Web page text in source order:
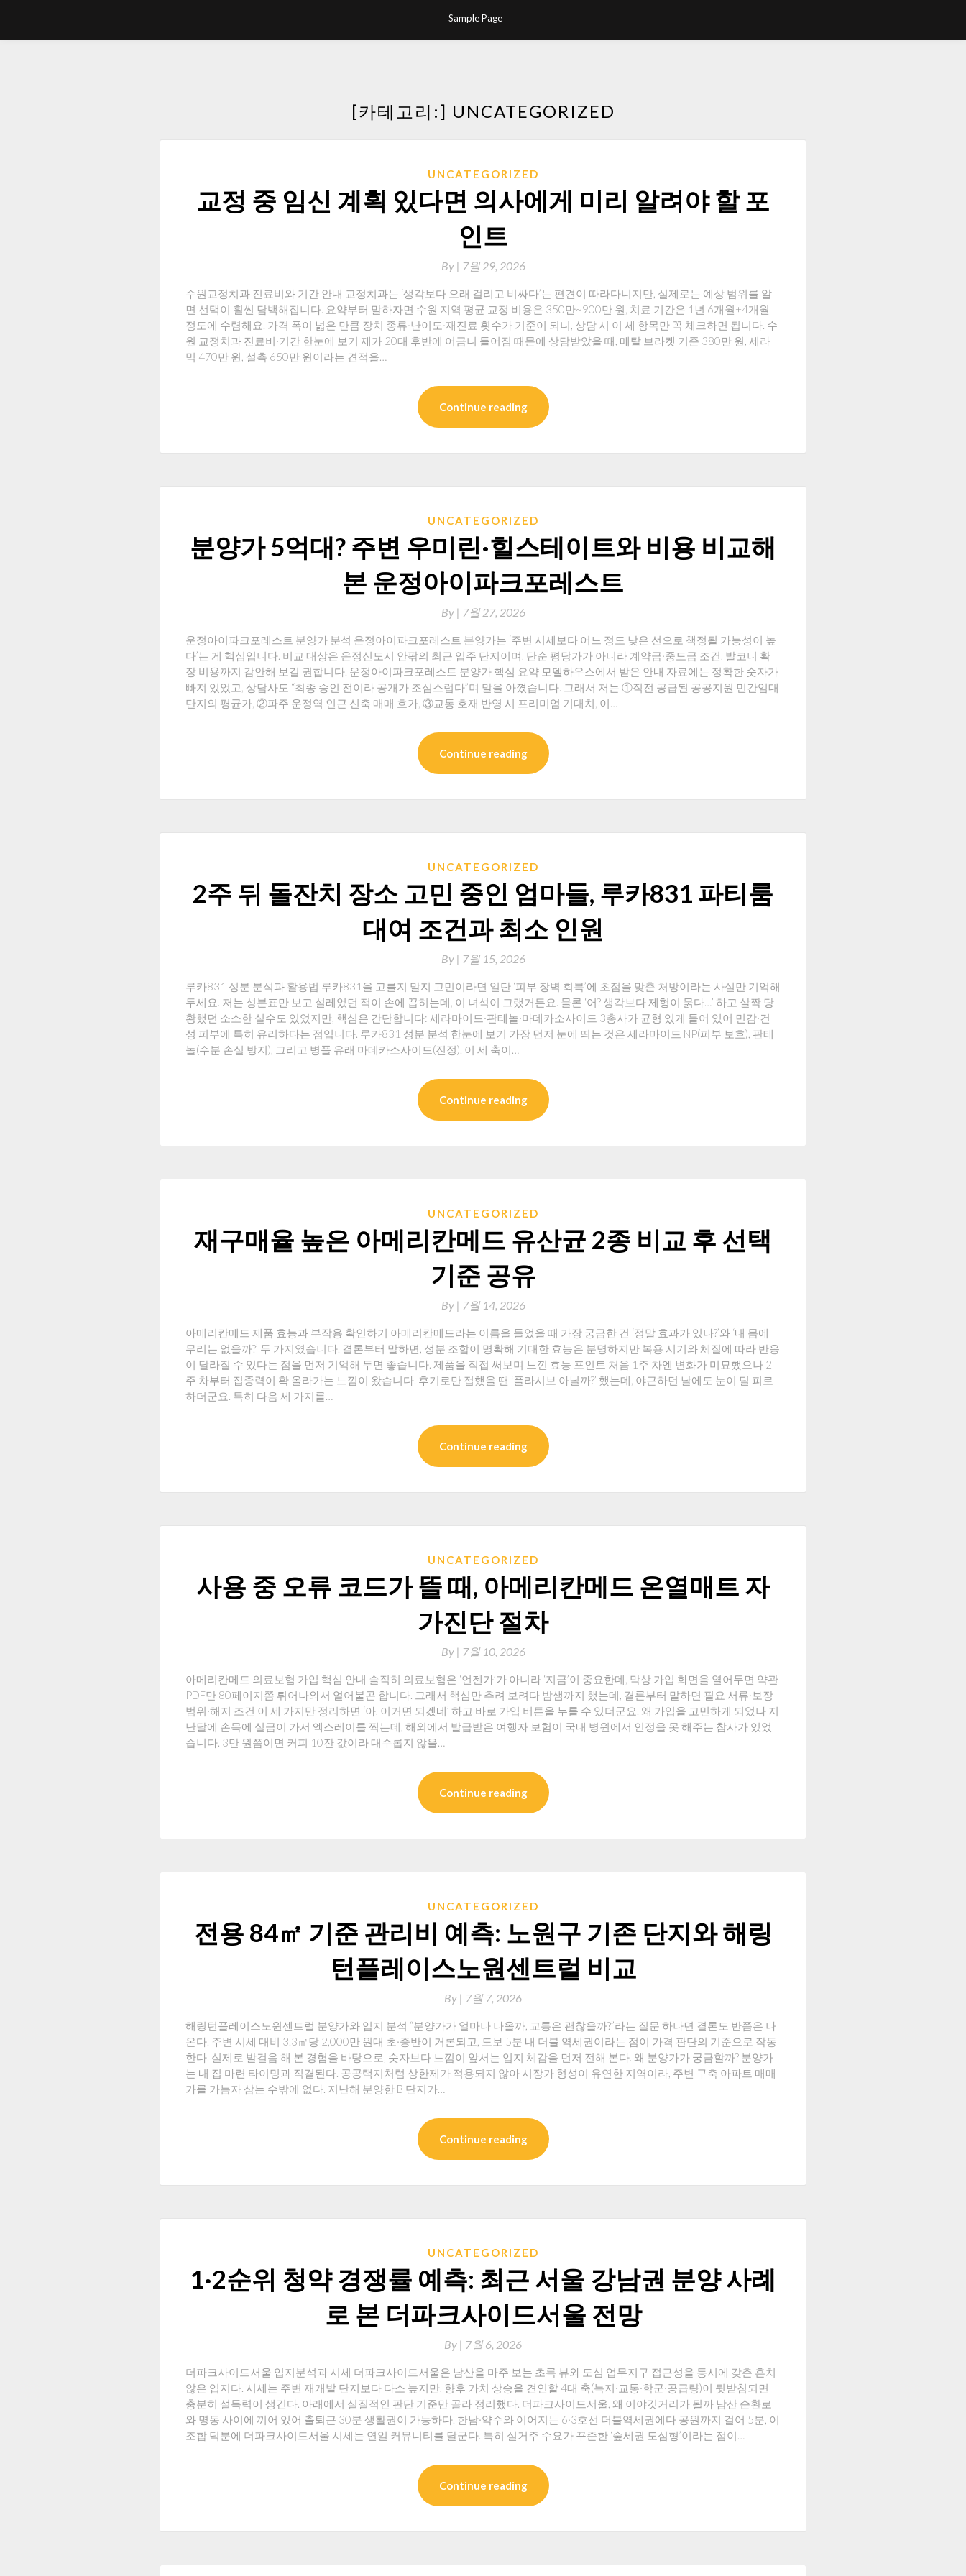
content
Sample Page
[카테고리:] UNCATEGORIZED
UNCATEGORIZED
교정 중 임신 계획 있다면 의사에게 미리 알려야 할 포
인트
By | 7월 29, 2026
수원교정치과 진료비와 기간 안내 교정치과는 ‘생각보다 오래 걸리고 비싸다’는 편견이 따라다니지만, 실제로는 예상 범위를 알
면 선택이 훨씬 담백해집니다. 요약부터 말하자면 수원 지역 평균 교정 비용은 350만~900만 원, 치료 기간은 1년 6개월±4개월
정도에 수렴해요. 가격 폭이 넓은 만큼 장치 종류·난이도·재진료 횟수가 기준이 되니, 상담 시 이 세 항목만 꼭 체크하면 됩니다. 수
원 교정치과 진료비·기간 한눈에 보기 제가 20대 후반에 어금니 틀어짐 때문에 상담받았을 때, 메탈 브라켓 기준 380만 원, 세라
믹 470만 원, 설측 650만 원이라는 견적을…
Continue reading
UNCATEGORIZED
분양가 5억대? 주변 우미린·힐스테이트와 비용 비교해
본 운정아이파크포레스트
By | 7월 27, 2026
운정아이파크포레스트 분양가 분석 운정아이파크포레스트 분양가는 ‘주변 시세보다 어느 정도 낮은 선으로 책정될 가능성이 높
다’는 게 핵심입니다. 비교 대상은 운정신도시 안팎의 최근 입주 단지이며, 단순 평당가가 아니라 계약금·중도금 조건, 발코니 확
장 비용까지 감안해 보길 권합니다. 운정아이파크포레스트 분양가 핵심 요약 모델하우스에서 받은 안내 자료에는 정확한 숫자가
빠져 있었고, 상담사도 “최종 승인 전이라 공개가 조심스럽다”며 말을 아꼈습니다. 그래서 저는 ①직전 공급된 공공지원 민간임대
단지의 평균가, ②파주 운정역 인근 신축 매매 호가, ③교통 호재 반영 시 프리미엄 기대치, 이…
Continue reading
UNCATEGORIZED
2주 뒤 돌잔치 장소 고민 중인 엄마들, 루카831 파티룸
대여 조건과 최소 인원
By | 7월 15, 2026
루카831 성분 분석과 활용법 루카831을 고를지 말지 고민이라면 일단 ‘피부 장벽 회복’에 초점을 맞춘 처방이라는 사실만 기억해
두세요. 저는 성분표만 보고 설레었던 적이 손에 꼽히는데, 이 녀석이 그랬거든요. 물론 ‘어? 생각보다 제형이 묽다…’ 하고 살짝 당
황했던 소소한 실수도 있었지만, 핵심은 간단합니다: 세라마이드·판테놀·마데카소사이드 3총사가 균형 있게 들어 있어 민감·건
성 피부에 특히 유리하다는 점입니다. 루카831 성분 분석 한눈에 보기 가장 먼저 눈에 띄는 것은 세라마이드 NP(피부 보호), 판테
놀(수분 손실 방지), 그리고 병풀 유래 마데카소사이드(진정). 이 세 축이…
Continue reading
UNCATEGORIZED
재구매율 높은 아메리칸메드 유산균 2종 비교 후 선택
기준 공유
By | 7월 14, 2026
아메리칸메드 제품 효능과 부작용 확인하기 아메리칸메드라는 이름을 들었을 때 가장 궁금한 건 ‘정말 효과가 있나?’와 ‘내 몸에
무리는 없을까?’ 두 가지였습니다. 결론부터 말하면, 성분 조합이 명확해 기대한 효능은 분명하지만 복용 시기와 체질에 따라 반응
이 달라질 수 있다는 점을 먼저 기억해 두면 좋습니다. 제품을 직접 써보며 느낀 효능 포인트 처음 1주 차엔 변화가 미묘했으나 2
주 차부터 집중력이 확 올라가는 느낌이 왔습니다. 후기로만 접했을 땐 ‘플라시보 아닐까?’ 했는데, 야근하던 날에도 눈이 덜 피로
하더군요. 특히 다음 세 가지를…
Continue reading
UNCATEGORIZED
사용 중 오류 코드가 뜰 때, 아메리칸메드 온열매트 자
가진단 절차
By | 7월 10, 2026
아메리칸메드 의료보험 가입 핵심 안내 솔직히 의료보험은 ‘언젠가’가 아니라 ‘지금’이 중요한데, 막상 가입 화면을 열어두면 약관
PDF만 80페이지쯤 튀어나와서 얼어붙곤 합니다. 그래서 핵심만 추려 보려다 밤샘까지 했는데, 결론부터 말하면 필요 서류·보장
범위·해지 조건 이 세 가지만 정리하면 ‘아, 이거면 되겠네’ 하고 바로 가입 버튼을 누를 수 있더군요. 왜 가입을 고민하게 되었나 지
난달에 손목에 실금이 가서 엑스레이를 찍는데, 해외에서 발급받은 여행자 보험이 국내 병원에서 인정을 못 해주는 참사가 있었
습니다. 3만 원쯤이면 커피 10잔 값이라 대수롭지 않을…
Continue reading
UNCATEGORIZED
전용 84㎡ 기준 관리비 예측: 노원구 기존 단지와 해링
턴플레이스노원센트럴 비교
By | 7월 7, 2026
해링턴플레이스노원센트럴 분양가와 입지 분석 “분양가가 얼마나 나올까, 교통은 괜찮을까?”라는 질문 하나면 결론도 반쯤은 나
온다. 주변 시세 대비 3.3㎡당 2,000만 원대 초·중반이 거론되고, 도보 5분 내 더블 역세권이라는 점이 가격 판단의 기준으로 작동
한다. 실제로 발걸음 해 본 경험을 바탕으로, 숫자보다 느낌이 앞서는 입지 체감을 먼저 전해 본다. 왜 분양가가 궁금할까? 분양가
는 내 집 마련 타이밍과 직결된다. 공공택지처럼 상한제가 적용되지 않아 시장가 형성이 유연한 지역이라, 주변 구축 아파트 매매
가를 가늠자 삼는 수밖에 없다. 지난해 분양한 B 단지가…
Continue reading
UNCATEGORIZED
1·2순위 청약 경쟁률 예측: 최근 서울 강남권 분양 사례
로 본 더파크사이드서울 전망
By | 7월 6, 2026
더파크사이드서울 입지분석과 시세 더파크사이드서울은 남산을 마주 보는 초록 뷰와 도심 업무지구 접근성을 동시에 갖춘 흔치
않은 입지다. 시세는 주변 재개발 단지보다 다소 높지만, 향후 가치 상승을 견인할 4대 축(녹지·교통·학군·공급량)이 뒷받침되면
충분히 설득력이 생긴다. 아래에서 실질적인 판단 기준만 골라 정리했다. 더파크사이드서울, 왜 이야깃거리가 될까 남산 순환로
와 명동 사이에 끼어 있어 출퇴근 30분 생활권이 가능하다. 한남·약수와 이어지는 6·3호선 더블역세권에다 공원까지 걸어 5분, 이
조합 덕분에 더파크사이드서울 시세는 연일 커뮤니티를 달군다. 특히 실거주 수요가 꾸준한 ‘숲세권 도심형’이라는 점이…
Continue reading